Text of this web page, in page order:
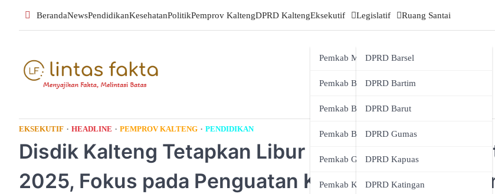
BerandaNewsPendidikanKesehatanPolitikPemprov KaltengDPRD KaltengEksekutif
Pemkab Murung Raya
Pemkab Barsel
Pemkab Bartim
Pemkab Barut
Pemkab Gumas
Pemkab Kapuas
Legislatif
DPRD Barsel
DPRD Bartim
DPRD Barut
DPRD Gumas
DPRD Kapuas
DPRD Katingan
Ruang Santai
EKSEKUTIF HEADLINE PEMPROV KALTENG PENDIDIKAN
Disdik Kalteng Tetapkan Libur Ramadan dan
2025, Fokus pada Penguatan Karakter